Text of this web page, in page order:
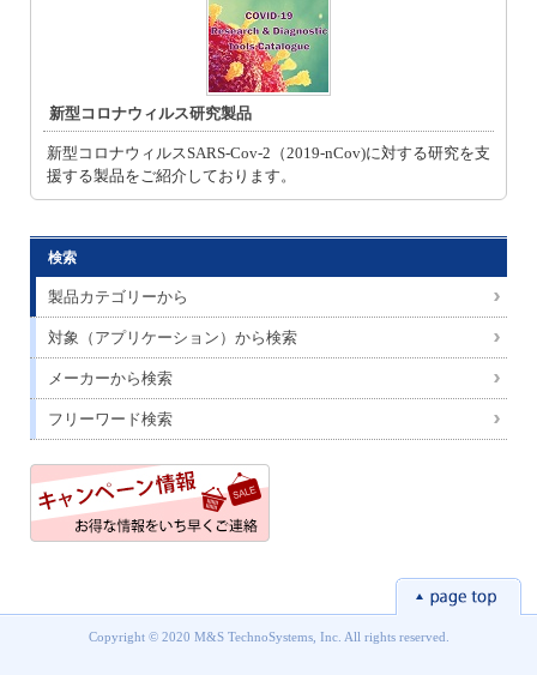
新型コロナウィルス研究製品
新型コロナウィルスSARS-Cov-2（2019-nCov)に対する研究を支
援する製品をご紹介しております。
検索
製品カテゴリーから
対象（アプリケーション）から検索
メーカーから検索
フリーワード検索
Copyright © 2020 M&S TechnoSystems, Inc. All rights reserved.